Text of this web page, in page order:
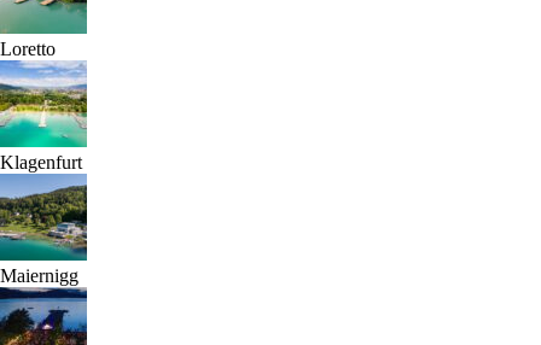
Loretto
Klagenfurt
Maiernigg